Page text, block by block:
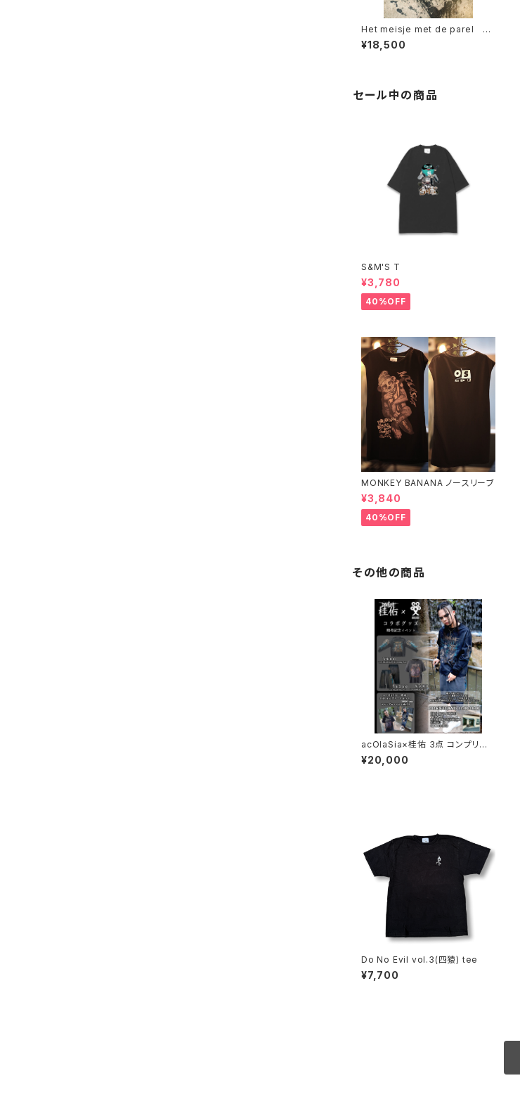
Het meisje met de parel B2
キャンバスボード
¥18,500
セール中の商品
S&M'S T
¥3,780
40%OFF
MONKEY BANANA ノースリーブ
¥3,840
40%OFF
その他の商品
acOlaSia×桂佑 3点 コンプリート
セット
¥20,000
Do No Evil vol.3(四猿) tee
¥7,700